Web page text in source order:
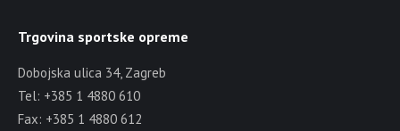
Trgovina sportske opreme
Dobojska ulica 34, Zagreb
Tel: +385 1 4880 610
Fax: +385 1 4880 612